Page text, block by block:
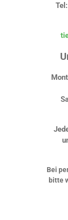
Bei
bitte